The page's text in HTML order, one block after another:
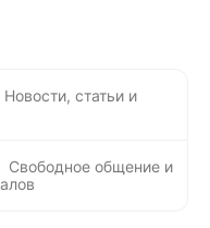
Новости, статьи и
Свободное общение и